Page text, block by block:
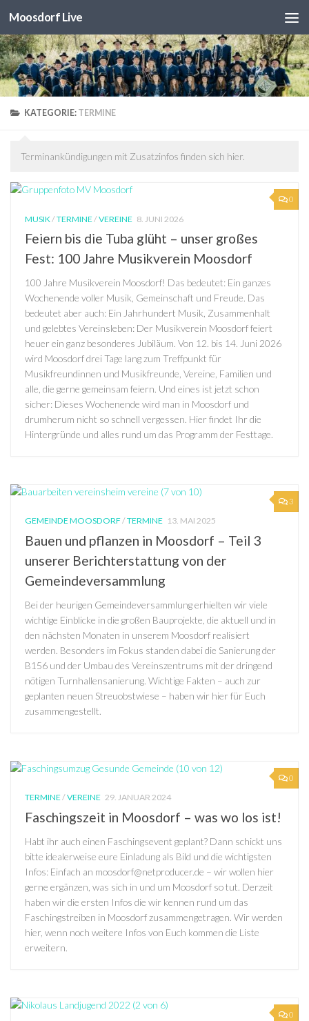
Unter dem Inhalt
Moosdorf Live
KATEGORIE: TERMINE
Terminankündigungen mit Zusatzinfos finden sich hier.
0
MUSIK/TERMINE/VEREINE 8. JUNI 2026
Feiern bis die Tuba glüht – unser großes
Fest: 100 Jahre Musikverein Moosdorf
100 Jahre Musikverein Moosdorf! Das bedeutet: Ein ganzes
Wochenende voller Musik, Gemeinschaft und Freude. Das
bedeutet aber auch: Ein Jahrhundert Musik, Zusammenhalt
und gelebtes Vereinsleben: Der Musikverein Moosdorf feiert
heuer ein ganz besonderes Jubiläum. Von 12. bis 14. Juni 2026
wird Moosdorf drei Tage lang zum Treffpunkt für
Musikfreundinnen und Musikfreunde, Vereine, Familien und
alle, die gerne gemeinsam feiern. Und eines ist jetzt schon
sicher: Dieses Wochenende wird man in Moosdorf und
drumherum nicht so schnell vergessen. Hier findet Ihr die
Hintergründe und alles rund um das Programm der Festtage.
3
GEMEINDE MOOSDORF/TERMINE 13. MAI 2025
Bauen und pflanzen in Moosdorf – Teil 3
unserer Berichterstattung von der
Gemeindeversammlung
Bei der heurigen Gemeindeversammlung erhielten wir viele
wichtige Einblicke in die großen Bauprojekte, die aktuell und in
den nächsten Monaten in unserem Moosdorf realisiert
werden. Besonders im Fokus standen dabei die Sanierung der
B156 und der Umbau des Vereinszentrums mit der dringend
nötigen Turnhallensanierung. Wichtige Fakten – auch zur
geplanten neuen Streuobstwiese – haben wir hier für Euch
zusammengestellt.
0
TERMINE/VEREINE 29. JANUAR 2024
Faschingszeit in Moosdorf – was wo los ist!
Habt ihr auch einen Faschingsevent geplant? Dann schickt uns
bitte idealerweise eure Einladung als Bild und die wichtigsten
Infos: Einfach an moosdorf@netproducer.de – wir wollen hier
gerne ergänzen, was sich in und um Moosdorf so tut. Derzeit
haben wir die ersten Infos die wir kennen rund um das
Faschingstreiben in Moosdorf zusammengetragen. Wir werden
hier, wenn noch weitere Infos von Euch kommen die Liste
erweitern.
0